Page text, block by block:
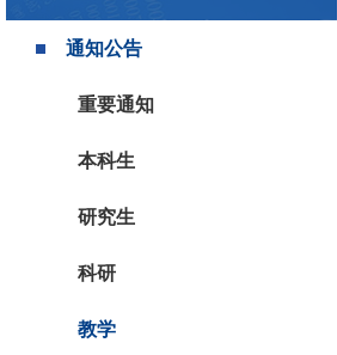
通知公告
重要通知
本科生
研究生
科研
教学